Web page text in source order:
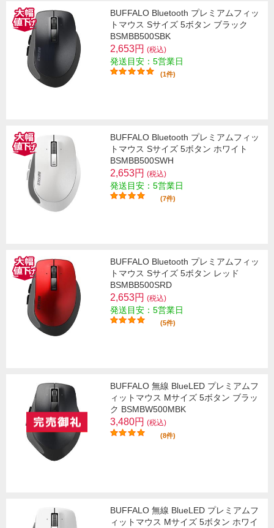
BUFFALO Bluetooth プレミアムフィッ
トマウス Sサイズ 5ボタン ブラック
BSMBB500SBK
2,653円 (税込)
発送目安：5営業日
(1件)
BUFFALO Bluetooth プレミアムフィッ
トマウス Sサイズ 5ボタン ホワイト
BSMBB500SWH
2,653円 (税込)
発送目安：5営業日
(7件)
BUFFALO Bluetooth プレミアムフィッ
トマウス Sサイズ 5ボタン レッド
BSMBB500SRD
2,653円 (税込)
発送目安：5営業日
(5件)
BUFFALO 無線 BlueLED プレミアムフ
ィットマウス Mサイズ 5ボタン ブラッ
ク BSMBW500MBK
3,480円 (税込)
(8件)
BUFFALO 無線 BlueLED プレミアムフ
ィットマウス Mサイズ 5ボタン ホワイ